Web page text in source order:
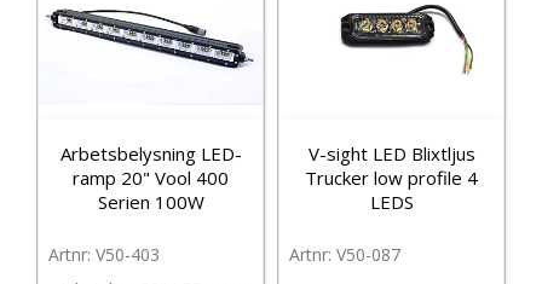
Arbetsbelysning LED-
ramp 20" Vool 400
Serien 100W
V50-403
V-sight LED Blixtljus
Trucker low profile 4
LEDS
V50-087